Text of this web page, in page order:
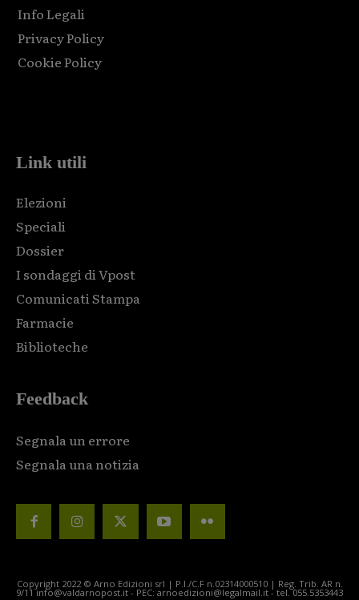
Info Legali
Privacy Policy
Cookie Policy
Link utili
Elezioni
Speciali
Dossier
I sondaggi di Vpost
Comunicati Stampa
Farmacie
Biblioteche
Feedback
Segnala un errore
Segnala una notizia
Copyright 2022 © Arno Edizioni srl | P.I./C.F n.02314000510 | Reg. Trib. AR n.
9/11 info@valdarnopost.it - PEC: arnoedizioni@legalmail.it - tel. 055.5353443